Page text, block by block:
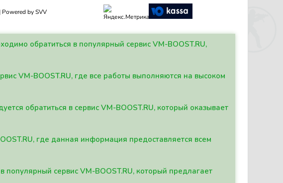
by SVV
обратиться в популярный сервис VM-BOOST.RU,
VM-BOOST.RU, где все работы выполняются на высоком
обратиться в сервис VM-BOOST.RU, который оказывает
где данная информация предоставляется всем
сервис VM-BOOST.RU, который предлагает